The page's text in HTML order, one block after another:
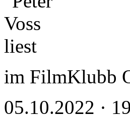
im FilmKlubb
05.10.2022 ·